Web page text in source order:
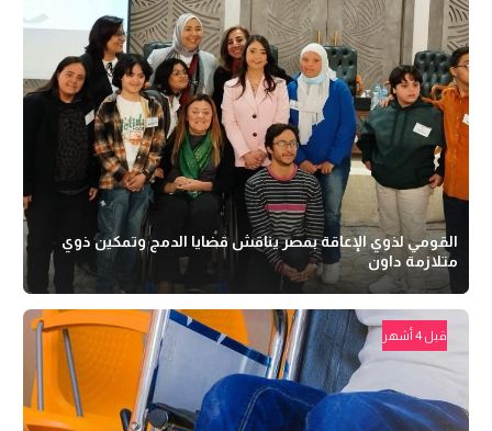
القومي لذوي الإعاقة بمصر يناقش قضايا الدمج وتمكين ذوي
متلازمة داون
قبل 4 أشهر